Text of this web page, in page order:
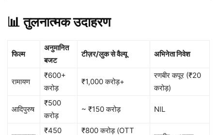
📊 तुलनात्मक उदाहरण
फिल्म
अनुमानित
बजट
टीज़र/लुक से वैल्यू अभिनेता निवेश
रामायण
₹600+
करोड़
₹1,000 करोड़+
रणबीर कपूर (₹20
करोड़)
आदिपुरुष
₹500
करोड़
~ ₹150 करोड़ NIL
₹450
₹800 करोड़ (OTT